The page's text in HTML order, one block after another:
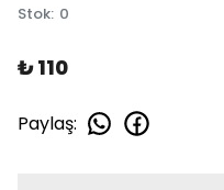
Stok: 0
₺ 110
Paylaş: